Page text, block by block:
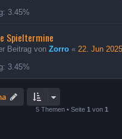
3.45%
Spieltermine
Beitrag von Zorro « 22. Jun
3.45%
5 Themen • Seite 1 von 1